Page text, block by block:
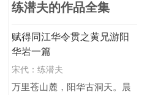
练潜夫的作品全集
赋得同江华令贯之黄兄游阳
华岩一篇
宋代：练潜夫
万里苍山麓，阳华古洞天。晨